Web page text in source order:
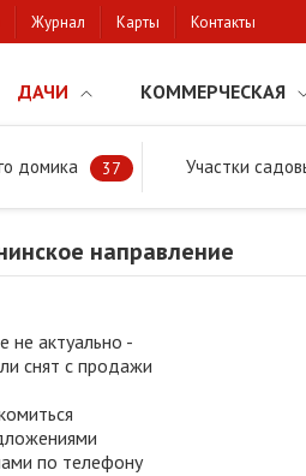
Журнал Карты Контакты
ДАЧИ КОММЕРЧЕСКАЯ
домика 37 Участки
Чернинское направление
направление
не актуально -
снят с продажи
по телефону